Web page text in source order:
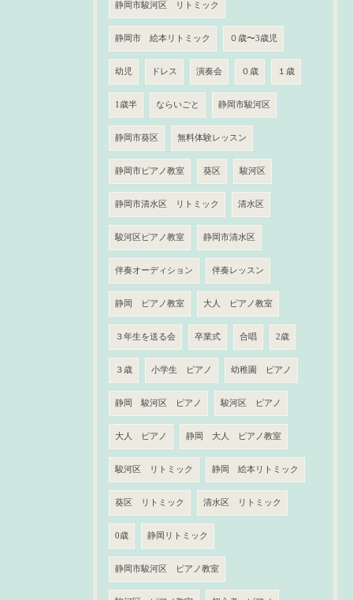
静岡市駿河区 リトミック
静岡市 絵本リトミック ０歳〜3歳児
幼児 ドレス 演奏会 ０歳 １歳
1歳半 ならいごと 静岡市駿河区
静岡市葵区 無料体験レッスン
静岡市ピアノ教室 葵区 駿河区
静岡市清水区 リトミック 清水区
駿河区ピアノ教室 静岡市清水区
伴奏オーディション 伴奏レッスン
静岡 ピアノ教室 大人 ピアノ教室
３年生を送る会 卒業式 合唱 2歳
３歳 小学生 ピアノ 幼稚園 ピアノ
静岡 駿河区 ピアノ 駿河区 ピアノ
大人 ピアノ 静岡 大人 ピアノ教室
駿河区 リトミック 静岡 絵本リトミック
葵区 リトミック 清水区 リトミック
0歳 静岡リトミック
静岡市駿河区 ピアノ教室